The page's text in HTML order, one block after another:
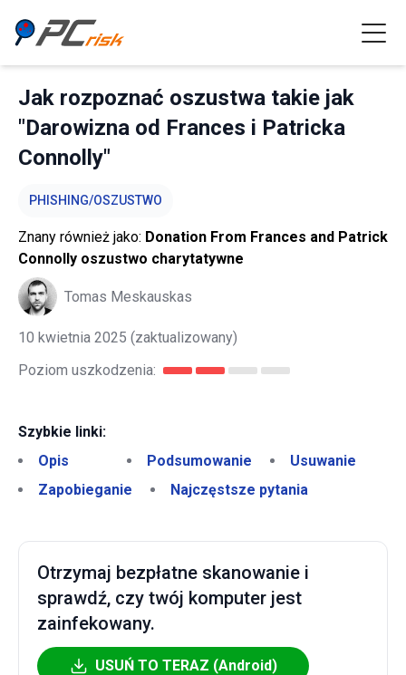
Jak rozpoznać oszustwa takie jak
"Darowizna od Frances i Patricka
Connolly"
PHISHING/OSZUSTWO
Znany również jako: Donation From Frances and Patrick
Connolly oszustwo charytatywne
Tomas Meskauskas
10 kwietnia 2025 (zaktualizowany)
Poziom uszkodzenia:
Szybkie linki:
Opis
Podsumowanie
Usuwanie
Zapobieganie
Najczęstsze pytania
Otrzymaj bezpłatne skanowanie i
sprawdź, czy twój komputer jest
zainfekowany.
USUŃ TO TERAZ (Android)